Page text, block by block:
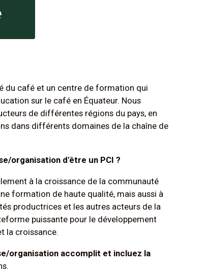
du café et un centre de formation qui
sur le café en Équateur. Nous
de différentes régions du pays, en
dans différents domaines de la chaîne de
organisation d'être un PCI ?
à la croissance de la communauté
formation de haute qualité, mais aussi à
productrices et les autres acteurs de la
puissante pour le développement
la croissance.
organisation accomplit et incluez la